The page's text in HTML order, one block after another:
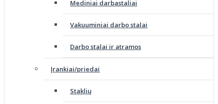
Mediniai darbastaliai
Vakuuminiai darbo stalai
Darbo stalai ir atramos
Įrankiai/priedai
Staklių